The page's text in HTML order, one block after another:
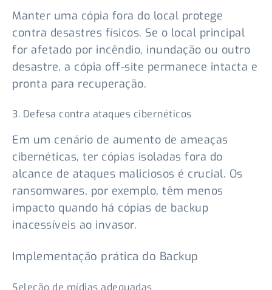
Manter uma cópia fora do local protege
contra desastres físicos. Se o local principal
for afetado por incêndio, inundação ou outro
desastre, a cópia off-site permanece intacta e
pronta para recuperação.
3. Defesa contra ataques cibernéticos
Em um cenário de aumento de ameaças
cibernéticas, ter cópias isoladas fora do
alcance de ataques maliciosos é crucial. Os
ransomwares, por exemplo, têm menos
impacto quando há cópias de backup
inacessíveis ao invasor.
Implementação prática do Backup
Seleção de mídias adequadas